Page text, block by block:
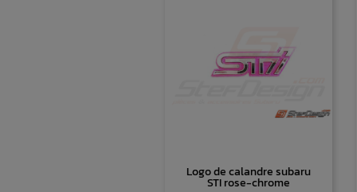
Logo de calandre subaru
STI rose-chrome